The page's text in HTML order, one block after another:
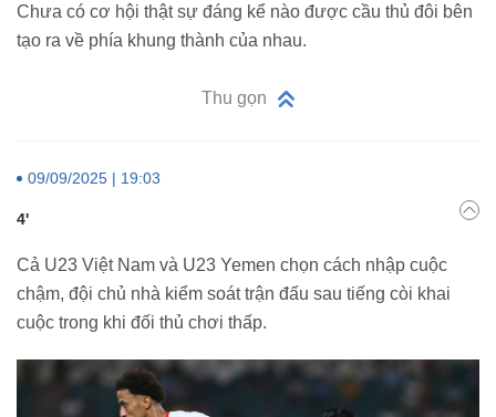
Chưa có cơ hội thật sự đáng kể nào được cầu thủ đôi bên
tạo ra về phía khung thành của nhau.
Thu gọn
09/09/2025 | 19:03
4'
Cả U23 Việt Nam và U23 Yemen chọn cách nhập cuộc
chậm, đội chủ nhà kiểm soát trận đấu sau tiếng còi khai
cuộc trong khi đối thủ chơi thấp.